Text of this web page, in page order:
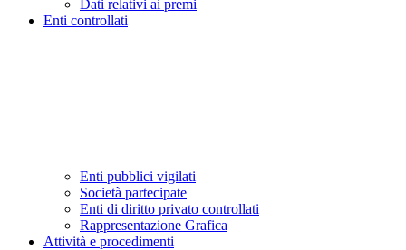
Dati relativi ai premi
Enti controllati
Enti pubblici vigilati
Società partecipate
Enti di diritto privato controllati
Rappresentazione Grafica
Attività e procedimenti